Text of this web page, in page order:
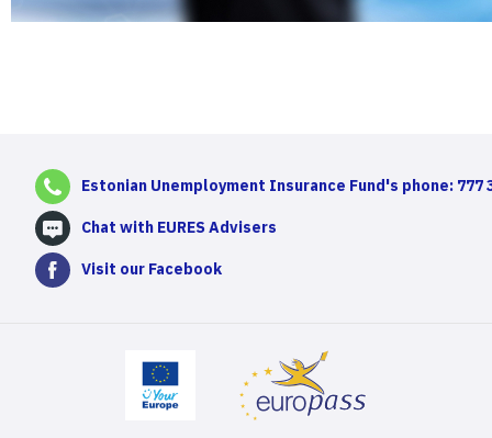
Estonian Unemployment Insurance Fund's phone: 777
Chat with EURES Advisers
Visit our Facebook